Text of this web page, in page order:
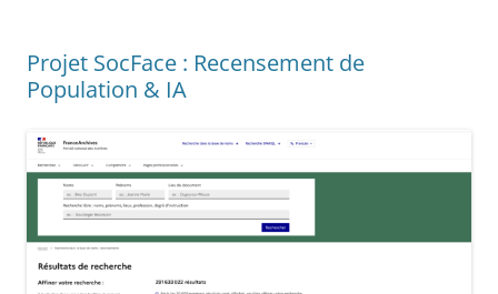
Projet SocFace : Recensement de
Population & IA